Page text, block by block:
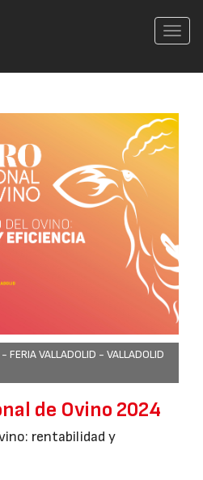
- FERIA VALLADOLID - VALLADOLID
de Ovino 2024
rentabilidad y